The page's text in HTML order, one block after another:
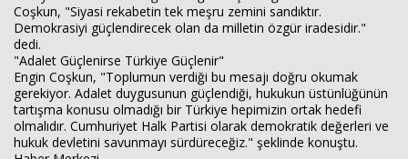
Coşkun, "Siyasi rekabetin tek meşru zemini sandıktır.
Demokrasiyi güçlendirecek olan da milletin özgür iradesidir."
dedi.
"Adalet Güçlenirse Türkiye Güçlenir"
Engin Coşkun, "Toplumun verdiği bu mesajı doğru okumak
gerekiyor. Adalet duygusunun güçlendiği, hukukun üstünlüğünün
tartışma konusu olmadığı bir Türkiye hepimizin ortak hedefi
olmalıdır. Cumhuriyet Halk Partisi olarak demokratik değerleri ve
hukuk devletini savunmayı sürdüreceğiz." şeklinde konuştu.